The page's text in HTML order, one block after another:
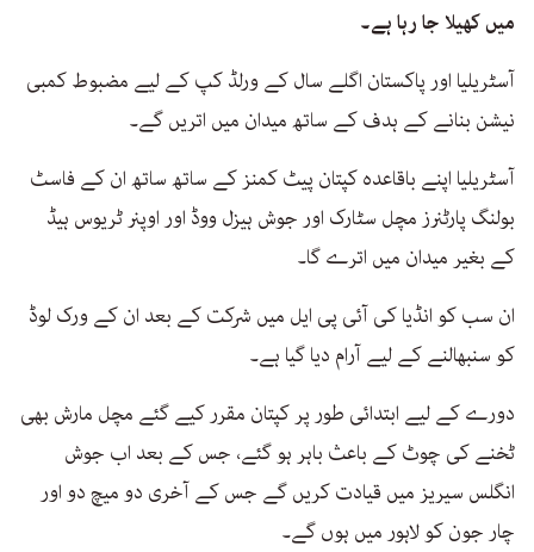
میں کھیلا جا رہا ہے۔
آسٹریلیا اور پاکستان اگلے سال کے ورلڈ کپ کے لیے مضبوط کمبی
نیشن بنانے کے ہدف کے ساتھ میدان میں اتریں گے۔
آسٹریلیا اپنے باقاعدہ کپتان پیٹ کمنز کے ساتھ ساتھ ان کے فاسٹ
بولنگ پارٹنرز مچل سٹارک اور جوش ہیزل ووڈ اور اوپنر ٹریوس ہیڈ
کے بغیر میدان میں اترے گا۔
ان سب کو انڈیا کی آئی پی ایل میں شرکت کے بعد ان کے ورک لوڈ
کو سنبھالنے کے لیے آرام دیا گیا ہے۔
دورے کے لیے ابتدائی طور پر کپتان مقرر کیے گئے مچل مارش بھی
ٹخنے کی چوٹ کے باعث باہر ہو گئے، جس کے بعد اب جوش
انگلس سیریز میں قیادت کریں گے جس کے آخری دو میچ دو اور
چار جون کو لاہور میں ہوں گے۔